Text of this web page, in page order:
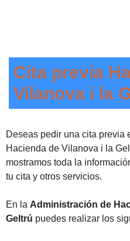
Cita previa
Vilanova i la
Deseas pedir una cita previa
Hacienda de Vilanova i la
mostramos toda la
tu cita y otros servicios.
En la Administración de
Geltrú puedes realizar los